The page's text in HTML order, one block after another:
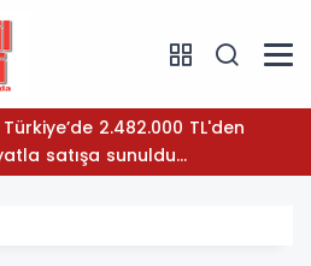
satışa sunuldu...